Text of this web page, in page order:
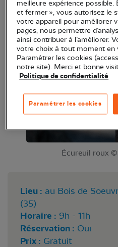
apprendrons à reconnaître
présence laissés par les
Écureuil roux
Lieu : au Bois de
(35)
Horaire : 9h - 11h
Réservation : Oui
Prix : Gratuit
meilleure expérience possible.
et fermer », vous autorisez le
votre appareil pour améliorer
pages, nous permettre
ainsi contribuer à l’améliorer.
votre choix à tout moment en
Paramétrer les cookies
notre site). Merci et bonne
Politique de confidentialité
Paramétrer les cookies